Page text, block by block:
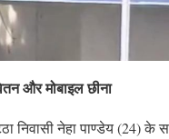
और मोबाइल छीना
निवासी नेहा पाण्डेय (24) के